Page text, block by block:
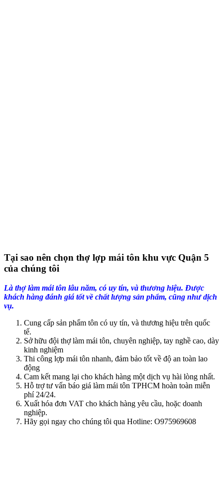
Tại sao nên chọn thợ lợp mái tôn khu vực Quận 5
của chúng tôi
Là thợ làm mái tôn lâu năm, có uy tín, và thương hiệu. Được
khách hàng đánh giá tốt về chất lượng sản phẩm, cũng như dịch
vụ.
Cung cấp sản phẩm tôn có uy tín, và thương hiệu trên quốc
tế.
Sở hữu đội thợ làm mái tôn, chuyên nghiệp, tay nghề cao, dày
kinh nghiệm
Thi công lợp mái tôn nhanh, đảm bảo tốt về độ an toàn lao
động
Cam kết mang lại cho khách hàng một dịch vụ hài lòng nhất.
Hỗ trợ tư vấn báo giá làm mái tôn TPHCM hoàn toàn miễn
phí 24/24.
Xuất hóa đơn VAT cho khách hàng yêu cầu, hoặc doanh
nghiệp.
Hãy gọi ngay cho chúng tôi qua Hotline: O975969608